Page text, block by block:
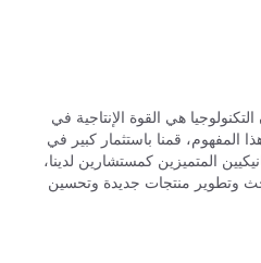
هي القوة الإنتاجية في
المفهوم، قمنا باستثمار كبير في
المتميزين كمستشارين لدينا،
وتطوير منتجات جديدة وتحسين